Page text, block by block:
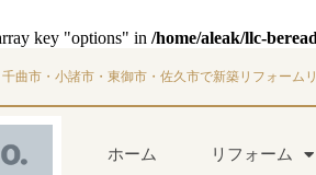
key "options" in /home/aleak/llc-
曲市・小諸市・東御市・佐久市で新築リフォーム
ホーム リフォーム